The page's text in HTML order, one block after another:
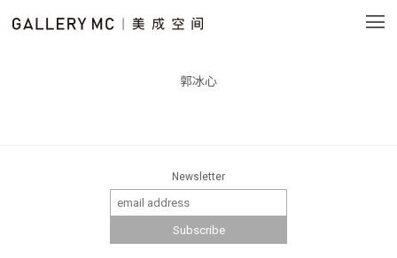
郭冰心
Newsletter